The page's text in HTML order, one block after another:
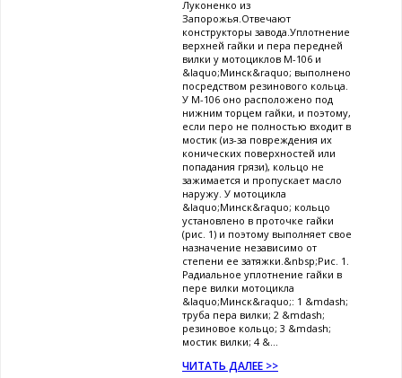
Луконенко из
Запорожья.Отвечают
конструкторы завода.Уплотнение
верхней гайки и пера передней
вилки у мотоциклов М-106 и
&laquo;Минск&raquo; выполнено
посредством резинового кольца.
У М-106 оно расположено под
нижним торцем гайки, и поэтому,
если перо не полностью входит в
мостик (из-за повреждения их
конических поверхностей или
попадания грязи), кольцо не
зажимается и пропускает масло
наружу. У мотоцикла
&laquo;Минск&raquo; кольцо
установлено в проточке гайки
(рис. 1) и поэтому выполняет свое
назначение независимо от
степени ее затяжки.&nbsp;Рис. 1.
Радиальное уплотнение гайки в
пере вилки мотоцикла
&laquo;Минск&raquo;: 1 &mdash;
труба пера вилки; 2 &mdash;
резиновое кольцо; 3 &mdash;
мостик вилки; 4 &...
ЧИТАТЬ ДАЛЕЕ >>